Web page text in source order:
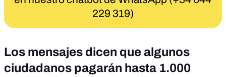
229 319)
Los mensajes dicen que algunos
ciudadanos pagarán hasta 1.000